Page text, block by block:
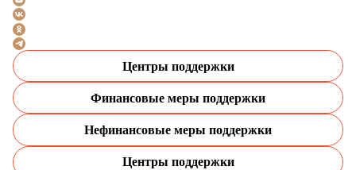
Центры поддержки
Финансовые меры поддержки
Нефинансовые меры поддержки
Центры поддержки